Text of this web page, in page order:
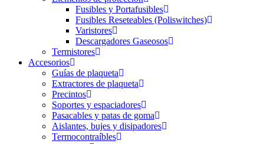
Fusibles y Portafusibles
Fusibles Reseteables (Poliswitches)
Varistores
Descargadores Gaseosos
Termistores
Accesorios
Guías de plaqueta
Extractores de plaqueta
Precintos
Soportes y espaciadores
Pasacables y patas de goma
Aislantes, bujes y disipadores
Termocontraíbles